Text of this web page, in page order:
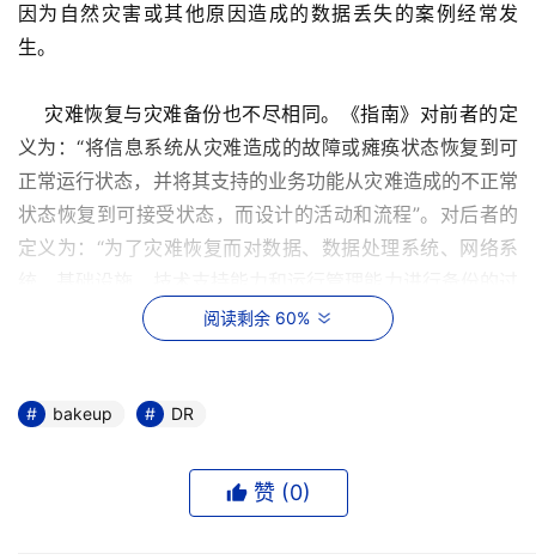
因为自然灾害或其他原因造成的数据丢失的案例经常发
生。
灾难恢复与灾难备份也不尽相同。《指南》对前者的定
义为：“将信息系统从灾难造成的故障或瘫痪状态恢复到可
正常运行状态，并将其支持的业务功能从灾难造成的不正常
状态恢复到可接受状态，而设计的活动和流程”。对后者的
定义为：“为了灾难恢复而对数据、数据处理系统、网络系
用的“灾备”一词，要搞清其所指的确切涵义后再准确应用。
也包括业务、管理的周密的系统工程，则应改为“灾难恢复”
阅读剩余 60%
bakeup DR
赞 (0)